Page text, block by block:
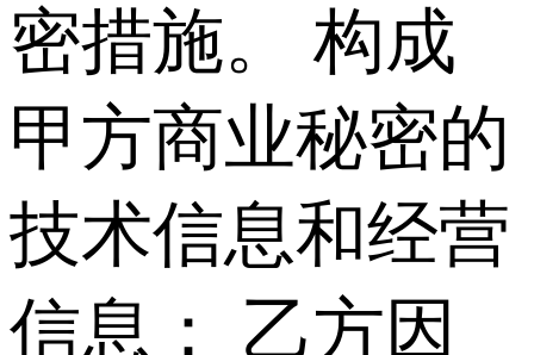
密措施。 构成
甲方商业秘密的
技术信息和经营
信息： 乙方因